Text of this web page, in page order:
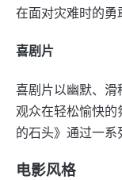
在面对灾难时的勇
喜剧片
喜剧片以幽默、滑
观众在轻松愉快的
的石头》通过一系
电影风格